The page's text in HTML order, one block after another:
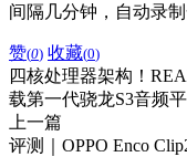
间隔几分钟，自动录
赞(0) 收藏(0)
四核处理器架构！
载第一代骁龙S3音频
上一篇
评测｜OPPO Enco